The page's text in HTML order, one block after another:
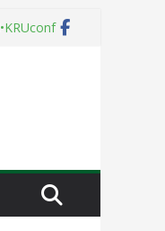
•KRUconf